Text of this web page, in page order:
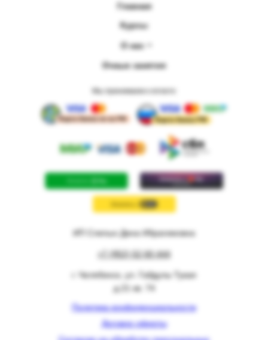
+7 (952) 52 60 444
Главная
Курсы
О нас
Очные занятия
ИП Слепых Дина Ибрагимовна
г. Челябинск, ул. Габдулы Тукая
д.21 кв. 74
Политика конфиденциальности
Договор оферты
Мы принимаем к оплате: